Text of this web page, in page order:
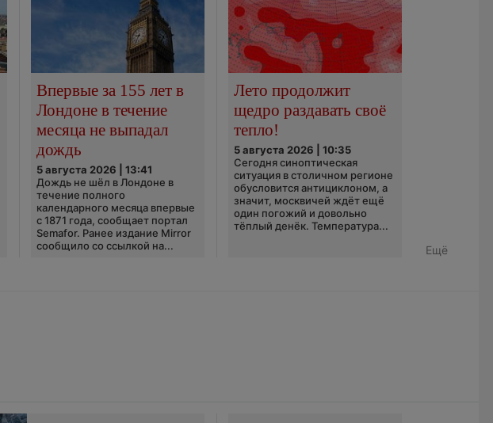
Впервые за 155 лет в
Лондоне в течение
месяца не выпадал
дождь
5 августа 2026 | 13:41
Дождь не шёл в Лондоне в
течение полного
календарного месяца впервые
с 1871 года, сообщает портал
Semafor. Ранее издание Mirror
сообщило со ссылкой на...
Лето продолжит
щедро раздавать своё
тепло!
5 августа 2026 | 10:35
Сегодня синоптическая
ситуация в столичном регионе
обусловится антициклоном, а
значит, москвичей ждёт ещё
один погожий и довольно
тёплый денёк. Температура...
Ещё